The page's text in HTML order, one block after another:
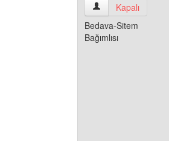
plainlogicKapalı
Bedava-Sitem
Bağımlısı